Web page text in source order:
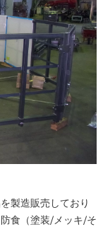
製造販売しており
食（塗装/メッキ/そ